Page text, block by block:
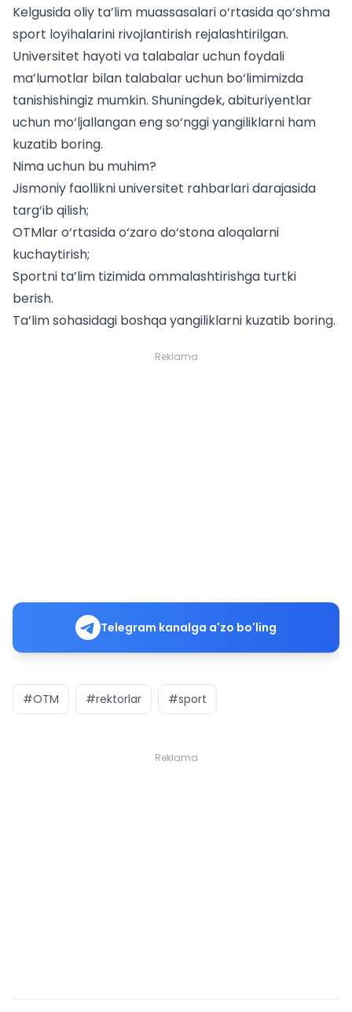
Kelgusida oliy ta’lim muassasalari o‘rtasida qo‘shma
sport loyihalarini rivojlantirish rejalashtirilgan.
Universitet hayoti va talabalar uchun foydali
ma’lumotlar bilan talabalar uchun bo‘limimizda
tanishishingiz mumkin. Shuningdek,abituriyentlar
uchun mo‘ljallangan eng so‘nggi yangiliklarni ham
kuzatib boring.
Nima uchun bu muhim?
Jismoniy faollikni universitet rahbarlari darajasida
targ‘ib qilish;
OTMlar o‘rtasida o‘zaro do‘stona aloqalarni
kuchaytirish;
Sportni ta’lim tizimida ommalashtirishga turtki
berish.
Ta’lim sohasidagi boshqa yangiliklarni kuzatib boring.
Reklama
Telegram kanalga a'zo bo'ling
#OTM #rektorlar #sport
Reklama